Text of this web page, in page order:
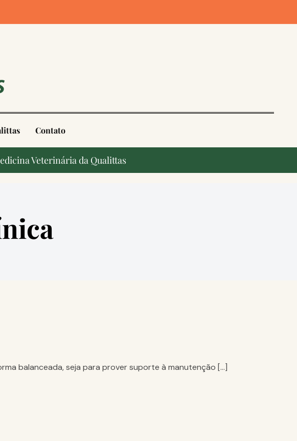
Contato
Veterinária da Qualittas
balanceada, seja para prover suporte à manutenção […]